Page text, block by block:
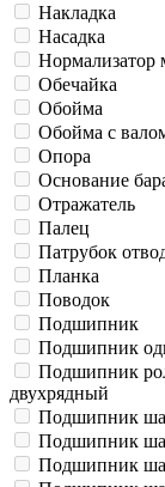
Накладка
Насадка
Нормализатор
Обечайка
Обойма
Обойма с
Опора
Основание
Отражатель
Палец
Патрубок
Планка
Поводок
Подшипник
Подшипник
Подшипник
двухрядный
Подшипник
Подшипник
Подшипник